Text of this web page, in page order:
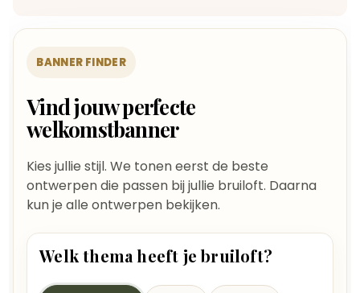
BANNER FINDER
Vind jouw perfecte
welkomstbanner
Kies jullie stijl. We tonen eerst de beste
ontwerpen die passen bij jullie bruiloft. Daarna
kun je alle ontwerpen bekijken.
Welk thema heeft je bruiloft?